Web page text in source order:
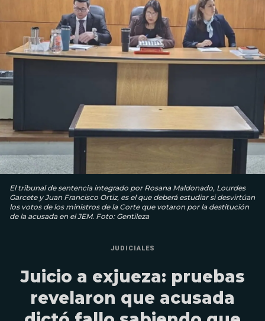
El tribunal de sentencia integrado por Rosana Maldonado, Lourdes
Garcete y Juan Francisco Ortiz, es el que deberá estudiar si desvirtúan
los votos de los ministros de la Corte que votaron por la destitución
de la acusada en el JEM. Foto: Gentileza
JUDICIALES
Juicio a exjueza: pruebas
revelaron que acusada